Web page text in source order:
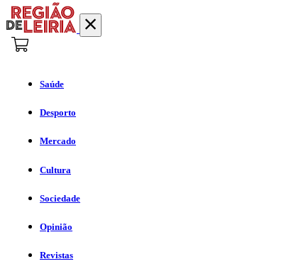
Saúde
Desporto
Mercado
Cultura
Sociedade
Opinião
Revistas